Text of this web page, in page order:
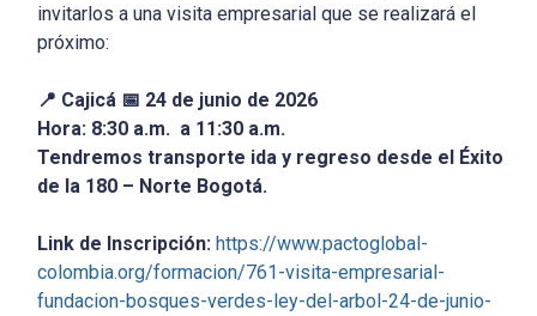
invitarlos a una visita empresarial que se realizará el
próximo:
📍 Cajicá 📅 24 de junio de 2026
Hora: 8:30 a.m. a 11:30 a.m.
Tendremos transporte ida y regreso desde el Éxito
de la 180 – Norte Bogotá.
Link de Inscripción:https://www.pactoglobal-
colombia.org/formacion/761-visita-empresarial-
fundacion-bosques-verdes-ley-del-arbol-24-de-junio-